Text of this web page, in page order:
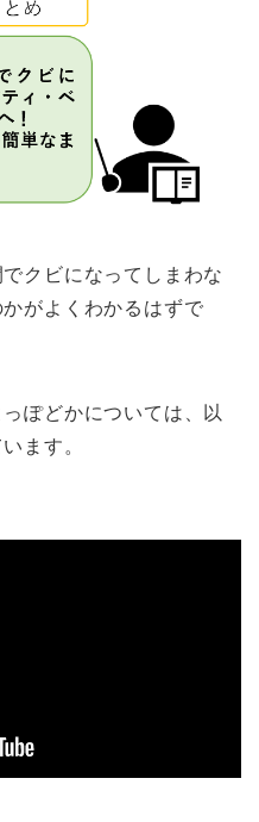
クビになってしまわな
がよくわかるはずで
ぽどかについては、以
ます。